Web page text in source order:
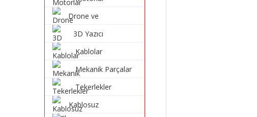
Drone ve
Malzemeleri
3D Yazıcı
Kablolar
Mekanik Parçalar
Tekerlekler
Kablosuz